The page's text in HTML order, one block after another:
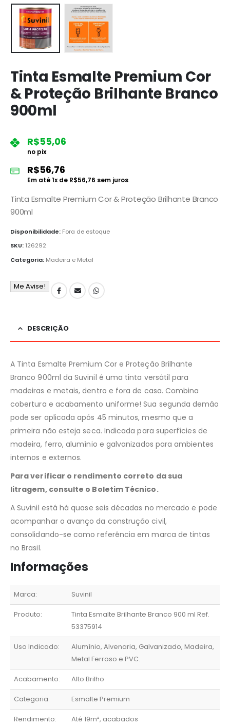
Tinta Esmalte Premium Cor
& Proteção Brilhante Branco
900ml
R$55,06
no pix
R$56,76
Em até1x de R$56,76 sem juros
Tinta Esmalte Premium Cor & Proteção Brilhante Branco
900ml
Disponibilidade: Fora de estoque
SKU: 126292
Categoria: Madeira e Metal
Me Avise!
DESCRIÇÃO
A Tinta Esmalte Premium Cor e Proteção Brilhante
Branco 900ml da Suvinil é uma tinta versátil para
madeiras e metais, dentro e fora de casa. Combina
cobertura e acabamento uniforme! Sua segunda demão
pode ser aplicada após 45 minutos, mesmo que a
primeira não esteja seca. Indicada para superfícies de
madeira, ferro, alumínio e galvanizados para ambientes
internos e externos.
Para verificar o rendimento correto da sua
litragem, consulte o Boletim Técnico.
A Suvinil está há quase seis décadas no mercado e pode
acompanhar o avanço da construção civil,
consolidando-se como referência em marca de tintas
no Brasil.
Informações
Marca: Suvinil
Produto:
Tinta Esmalte Brilhante Branco 900 ml Ref.
53375914
Uso Indicado:
Alumínio, Alvenaria, Galvanizado, Madeira,
Metal Ferroso e PVC.
Acabamento: Alto Brilho
Categoria: Esmalte Premium
Rendimento: Até 19m², acabados